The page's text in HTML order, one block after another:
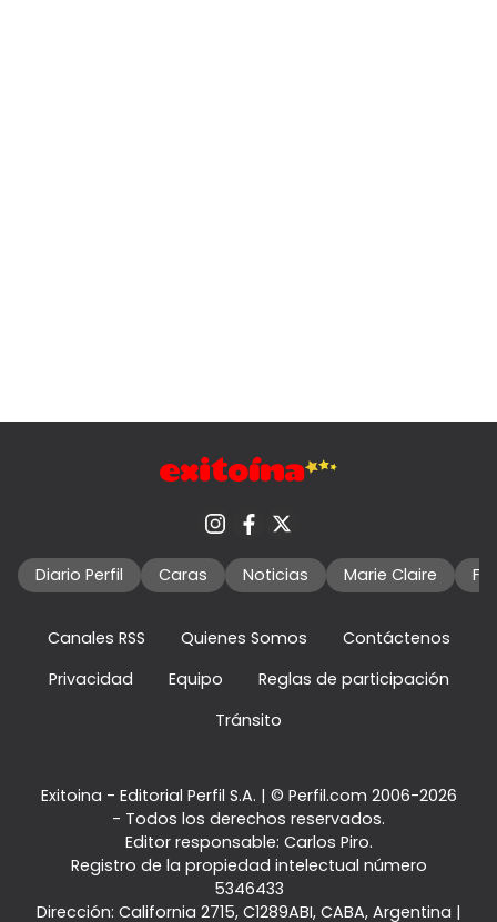
Diario Perfil Caras Noticias Marie Claire
Canales RSS Quienes Somos
Contáctenos
Privacidad
Equipo
Reglas de participación
Tránsito
Exitoina - Editorial Perfil S.A. | © Perfil.com 2006-2026
- Todos los derechos reservados.
Editor responsable: Carlos Piro.
Registro de la propiedad intelectual número
5346433
Dirección: California 2715, C1289ABI, CABA, Argentina |